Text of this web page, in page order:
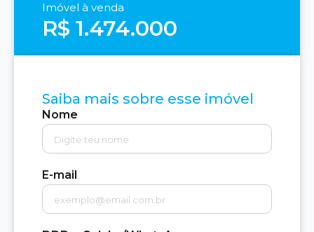
Imóvel à venda
R$ 1.474.000
Saiba mais sobre esse imóvel
Nome
E-mail